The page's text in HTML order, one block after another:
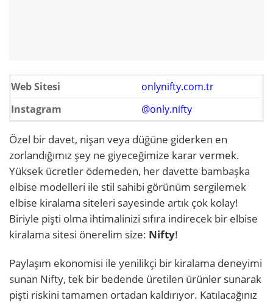
Web Sitesi
onlynifty.com.tr
Instagram
@only.nifty
Özel bir davet, nişan veya düğüne giderken en
zorlandığımız şey ne giyeceğimize karar vermek.
Yüksek ücretler ödemeden, her davette bambaşka
elbise modelleri ile stil sahibi görünüm sergilemek
elbise kiralama siteleri sayesinde artık çok kolay!
Biriyle pişti olma ihtimalinizi sıfıra indirecek bir elbise
kiralama sitesi önerelim size: Nifty!
Paylaşım ekonomisi ile yenilikçi bir kiralama deneyimi
sunan Nifty, tek bir bedende üretilen ürünler sunarak
pişti riskini tamamen ortadan kaldırıyor. Katılacağınız